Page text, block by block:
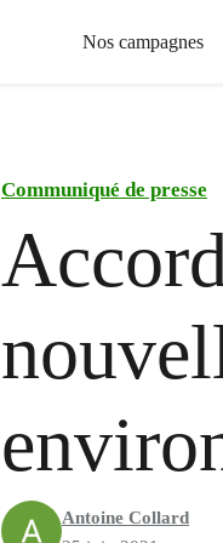
Nos campagnes
Communiqué de presse
Antoine Collard